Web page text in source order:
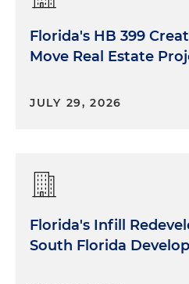
Florida's HB 399
Move Real Estate
JULY 29, 2026
Florida's Infill
South Florida